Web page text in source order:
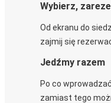
Wybierz,
Od ekranu do
zajmij się
Jedźmy razem
Po co
zamiast tego